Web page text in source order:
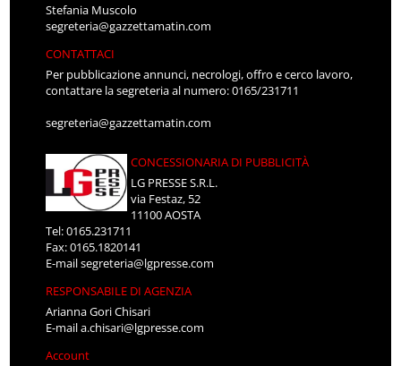
Stefania Muscolo
segreteria@gazzettamatin.com
CONTATTACI
Per pubblicazione annunci, necrologi, offro e cerco lavoro,
contattare la segreteria al numero: 0165/231711
segreteria@gazzettamatin.com
CONCESSIONARIA DI PUBBLICITÀ
LG PRESSE S.R.L.
via Festaz, 52
11100 AOSTA
Tel: 0165.231711
Fax: 0165.1820141
E-mailsegreteria@lgpresse.com
RESPONSABILE DI AGENZIA
Arianna Gori Chisari
E-maila.chisari@lgpresse.com
Account